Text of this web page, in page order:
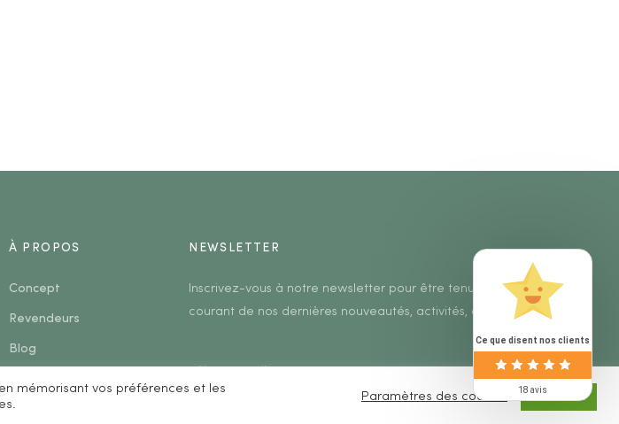
À PROPOS
Concept
Revendeurs
Blog
NEWSLETTER
Inscrivez-vous à notre newsletter pour être tenu au
courant de nos dernières nouveautés, activités, etc.
mémorisant vos préférences et les
Paramètres des cookies ACCEPTER
Ce que disent nos clients
18 avis